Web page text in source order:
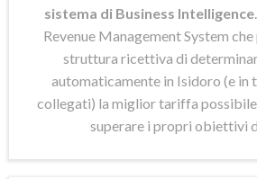
sistema di Business Intelligence
Revenue Management System
struttura ricettiva di
automaticamente in Isidoro (e in
collegati) la miglior tariffa
superare i propri obiettivi